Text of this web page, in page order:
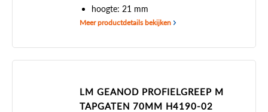
hoogte: 21 mm
Meer productdetails bekijken
LM GEANOD PROFIELGREEP M
TAPGATEN 70MM H4190-02